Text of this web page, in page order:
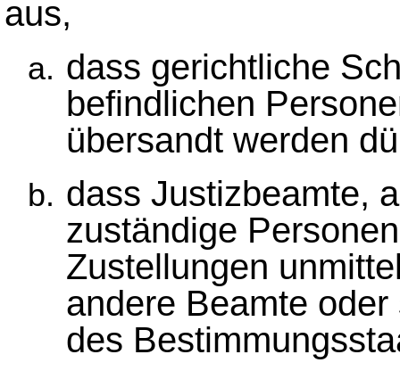
aus,
dass gerichtliche
befindlichen
übersandt werden
dass Justizbeamte,
zuständige
Zustellungen
andere Beamte
des